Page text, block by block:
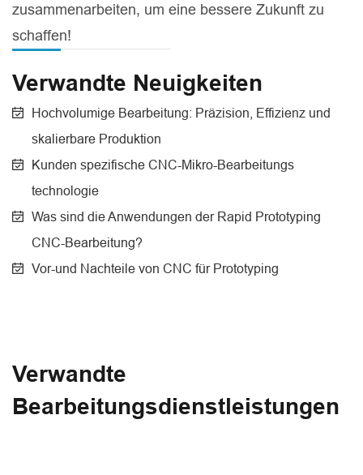
zusammenarbeiten, um eine bessere Zukunft zu
schaffen!
Verwandte Neuigkeiten
Hochvolumige Bearbeitung: Präzision, Effizienz und
skalierbare Produktion
Kunden spezifische CNC-Mikro-Bearbeitungs
technologie
Was sind die Anwendungen der Rapid Prototyping
CNC-Bearbeitung?
Vor-und Nachteile von CNC für Prototyping
Verwandte
Bearbeitungsdienstleistungen